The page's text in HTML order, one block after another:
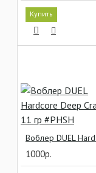
Купить
1000р.